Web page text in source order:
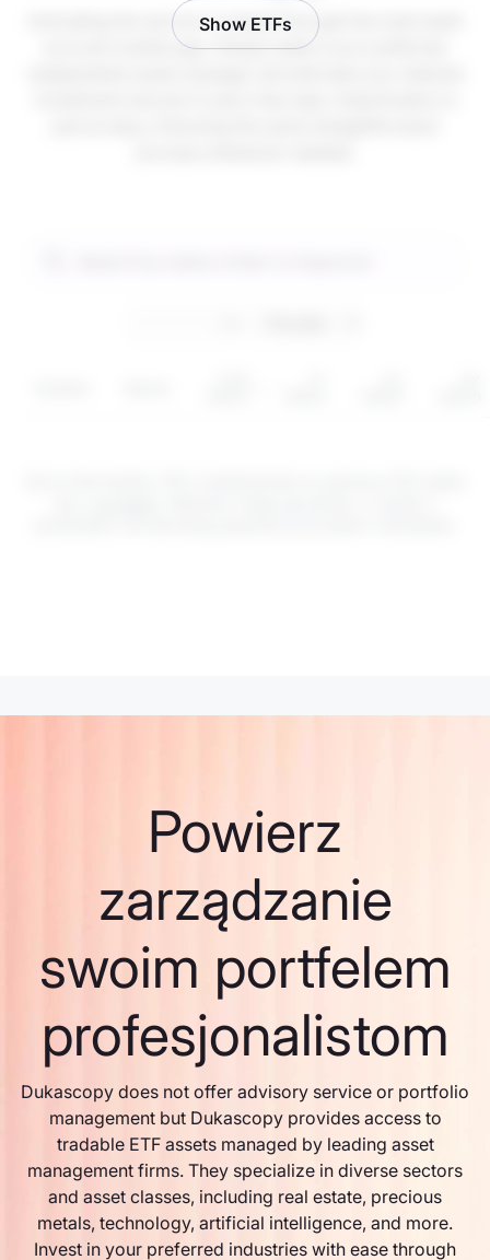
Activating the service is instant through the main bank
account mobile app. Simply select your preferred
Show ETFs
Powierz
zarządzanie
swoim portfelem
profesjonalistom
Dukascopy does not offer advisory service or portfolio
management but Dukascopy provides access to
tradable ETF assets managed by leading asset
management firms. They specialize in diverse sectors
and asset classes, including real estate, precious
metals, technology, artificial intelligence, and more.
Invest in your preferred industries with ease through